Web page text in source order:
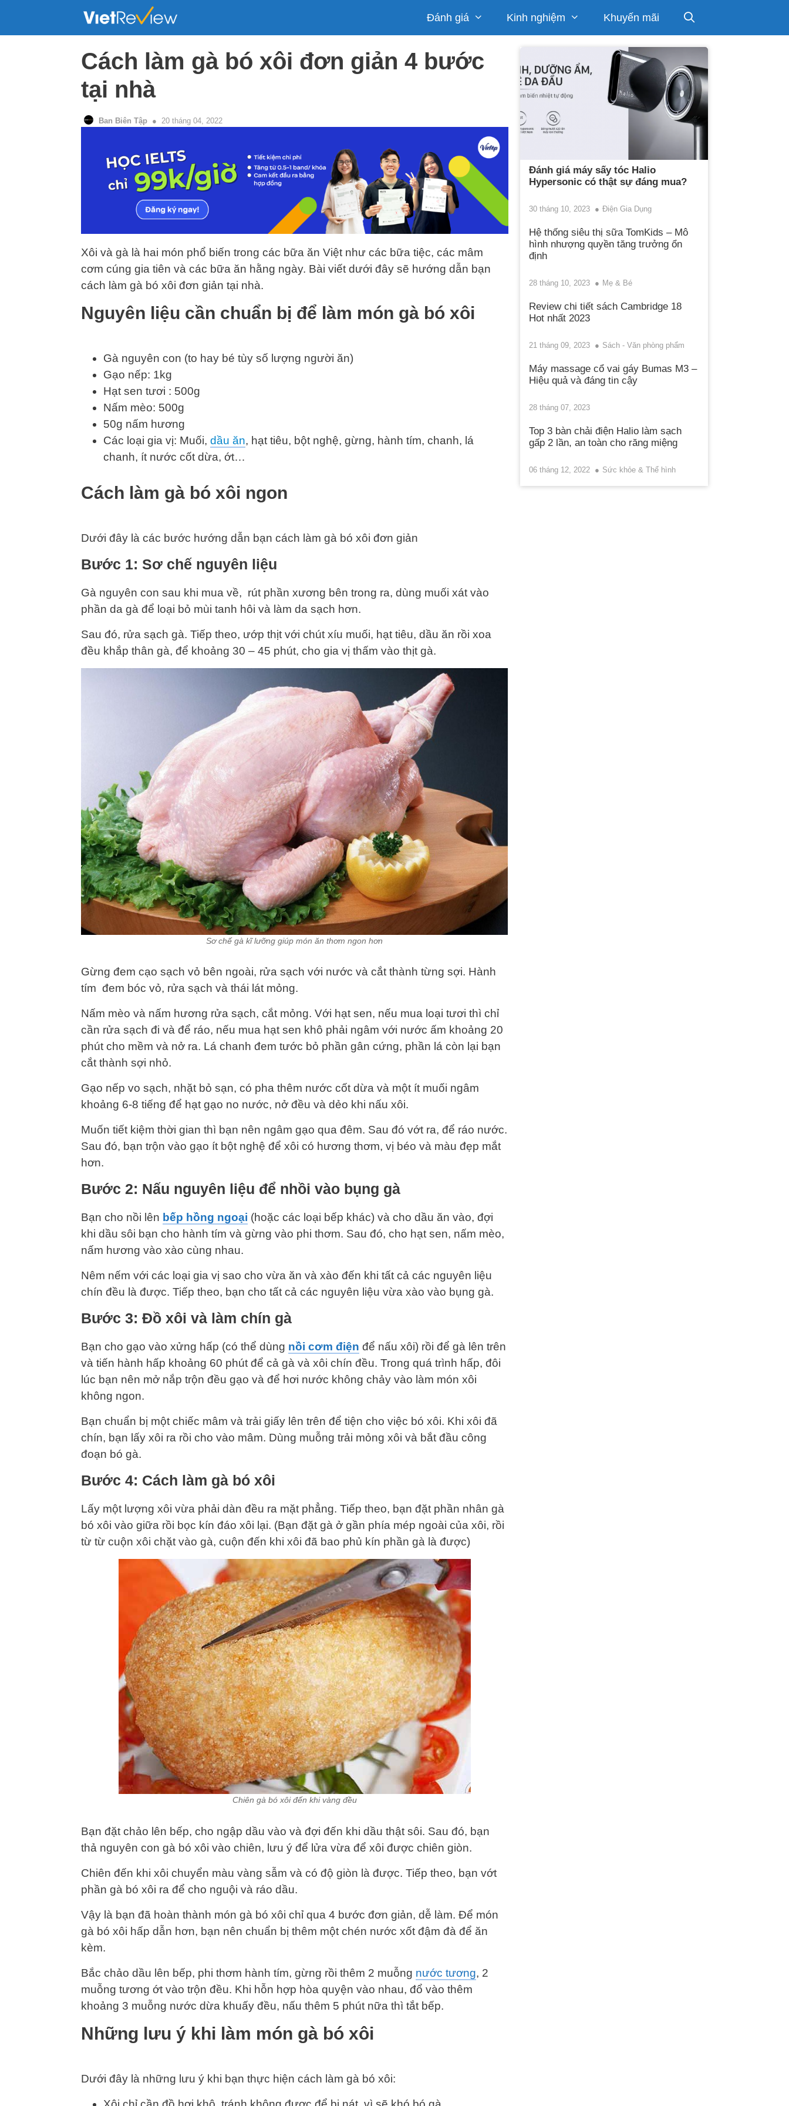
Đánh giá Kinh nghiệm Khuyến mãi
Cách làm gà bó xôi đơn giản 4 bước
tại nhà
Ban Biên Tập 20 tháng 04, 2022
Xôi và gà là hai món phổ biến trong các bữa ăn Việt như các bữa tiệc, các mâm
cơm cúng gia tiên và các bữa ăn hằng ngày. Bài viết dưới đây sẽ hướng dẫn bạn
cách làm gà bó xôi đơn giản tại nhà.
Nguyên liệu cần chuẩn bị để làm món gà bó xôi
Gà nguyên con (to hay bé tùy số lượng người ăn)
Gạo nếp: 1kg
Hạt sen tươi : 500g
Nấm mèo: 500g
50g nấm hương
Các loại gia vị: Muối, dầu ăn, hạt tiêu, bột nghệ, gừng, hành tím, chanh, lá
chanh, ít nước cốt dừa, ớt…
Cách làm gà bó xôi ngon
Dưới đây là các bước hướng dẫn bạn cách làm gà bó xôi đơn giản
Bước 1: Sơ chế nguyên liệu
Gà nguyên con sau khi mua về, rút phần xương bên trong ra, dùng muối xát vào
phần da gà để loại bỏ mùi tanh hôi và làm da sạch hơn.
Sau đó, rửa sạch gà. Tiếp theo, ướp thịt với chút xíu muối, hạt tiêu, dầu ăn rồi xoa
đều khắp thân gà, để khoảng 30 – 45 phút, cho gia vị thấm vào thịt gà.
Sơ chế gà kĩ lưỡng giúp món ăn thơm ngon hơn
Gừng đem cạo sạch vỏ bên ngoài, rửa sạch với nước và cắt thành từng sợi. Hành
tím đem bóc vỏ, rửa sạch và thái lát mỏng.
Nấm mèo và nấm hương rửa sạch, cắt mỏng. Với hạt sen, nếu mua loại tươi thì chỉ
cần rửa sạch đi và để ráo, nếu mua hạt sen khô phải ngâm với nước ấm khoảng 20
phút cho mềm và nở ra. Lá chanh đem tước bỏ phần gân cứng, phần lá còn lại bạn
cắt thành sợi nhỏ.
Gạo nếp vo sạch, nhặt bỏ sạn, có pha thêm nước cốt dừa và một ít muối ngâm
khoảng 6-8 tiếng để hạt gạo no nước, nở đều và dẻo khi nấu xôi.
Muốn tiết kiệm thời gian thì bạn nên ngâm gạo qua đêm. Sau đó vớt ra, để ráo nước.
Sau đó, bạn trộn vào gạo ít bột nghệ để xôi có hương thơm, vị béo và màu đẹp mắt
hơn.
Bước 2: Nấu nguyên liệu để nhồi vào bụng gà
Bạn cho nồi lên bếp hồng ngoại (hoặc các loại bếp khác) và cho dầu ăn vào, đợi
khi dầu sôi bạn cho hành tím và gừng vào phi thơm. Sau đó, cho hạt sen, nấm mèo,
nấm hương vào xào cùng nhau.
Nêm nếm với các loại gia vị sao cho vừa ăn và xào đến khi tất cả các nguyên liệu
chín đều là được. Tiếp theo, bạn cho tất cả các nguyên liệu vừa xào vào bụng gà.
Bước 3: Đồ xôi và làm chín gà
Bạn cho gạo vào xửng hấp (có thể dùng nồi cơm điện để nấu xôi) rồi để gà lên trên
và tiến hành hấp khoảng 60 phút để cả gà và xôi chín đều. Trong quá trình hấp, đôi
lúc bạn nên mở nắp trộn đều gạo và để hơi nước không chảy vào làm món xôi
không ngon.
Bạn chuẩn bị một chiếc mâm và trải giấy lên trên để tiện cho việc bó xôi. Khi xôi đã
chín, bạn lấy xôi ra rồi cho vào mâm. Dùng muỗng trải mỏng xôi và bắt đầu công
đoạn bó gà.
Bước 4: Cách làm gà bó xôi
Lấy một lượng xôi vừa phải dàn đều ra mặt phẳng. Tiếp theo, bạn đặt phần nhân gà
bó xôi vào giữa rồi bọc kín đáo xôi lại. (Bạn đặt gà ở gần phía mép ngoài của xôi, rồi
từ từ cuộn xôi chặt vào gà, cuộn đến khi xôi đã bao phủ kín phần gà là được)
Chiên gà bó xôi đến khi vàng đều
Bạn đặt chảo lên bếp, cho ngập dầu vào và đợi đến khi dầu thật sôi. Sau đó, bạn
thả nguyên con gà bó xôi vào chiên, lưu ý để lửa vừa để xôi được chiên giòn.
Chiên đến khi xôi chuyển màu vàng sẫm và có độ giòn là được. Tiếp theo, bạn vớt
phần gà bó xôi ra để cho nguội và ráo dầu.
Vậy là bạn đã hoàn thành món gà bó xôi chỉ qua 4 bước đơn giản, dễ làm. Để món
gà bó xôi hấp dẫn hơn, bạn nên chuẩn bị thêm một chén nước xốt đậm đà để ăn
kèm.
Bắc chảo dầu lên bếp, phi thơm hành tím, gừng rồi thêm 2 muỗng nước tương, 2
muỗng tương ớt vào trộn đều. Khi hỗn hợp hòa quyện vào nhau, đổ vào thêm
khoảng 3 muỗng nước dừa khuấy đều, nấu thêm 5 phút nữa thì tắt bếp.
Những lưu ý khi làm món gà bó xôi
Dưới đây là những lưu ý khi bạn thực hiện cách làm gà bó xôi:
Đánh giá máy sấy tóc Halio
Hypersonic có thật sự đáng mua?
30 tháng 10, 2023 Điện Gia Dụng
Hệ thống siêu thị sữa TomKids – Mô
hình nhượng quyền tăng trưởng ổn
định
28 tháng 10, 2023 Mẹ & Bé
Review chi tiết sách Cambridge 18
Hot nhất 2023
21 tháng 09, 2023 Sách - Văn phòng phẩm
Máy massage cổ vai gáy Bumas M3 –
Hiệu quả và đáng tin cậy
28 tháng 07, 2023
Top 3 bàn chải điện Halio làm sạch
gấp 2 lần, an toàn cho răng miệng
06 tháng 12, 2022 Sức khỏe & Thể hình